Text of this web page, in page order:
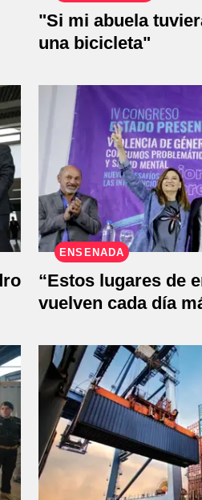
"Si mi abuela
una bicicleta"
ENSENADA
“Estos lugares de
vuelven cada día